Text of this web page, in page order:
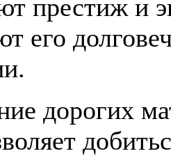
престиж и
его
дорогих